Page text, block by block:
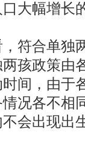
大幅增长
合单独
孩政策由
间，由于
况各不相
会出现出